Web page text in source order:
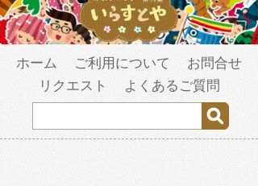
ホーム ご利用について
お問合せ
リクエスト
よくあるご質問